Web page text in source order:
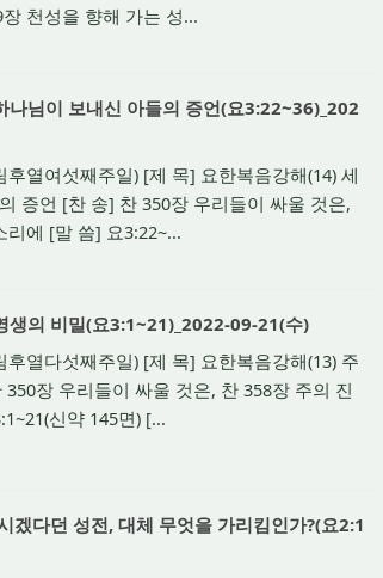
천성을 향해 가는 성...
님이 보내신 아들의 증언(요3:22~36)_202
열여섯째주일) [제 목] 요한복음강해(14) 세
증언 [찬 송] 찬 350장 우리들이 싸울 것은,
리에 [말 씀] 요3:22~...
생의 비밀(요3:1~21)_2022-09-21(수)
열다섯째주일) [제 목] 요한복음강해(13) 주
장 우리들이 싸울 것은, 찬 358장 주의 진
신약 145면) [...
겠다던 성전, 대체 무엇을 가리킴인가?(요2:1